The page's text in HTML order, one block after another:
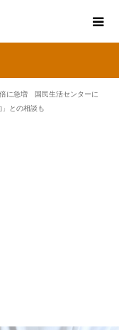
に急増 国民生活センターに
との相談も